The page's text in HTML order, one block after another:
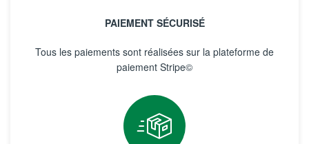
PAIEMENT SÉCURISÉ
Tous les paiements sont réalisées sur la plateforme de
paiement Stripe©